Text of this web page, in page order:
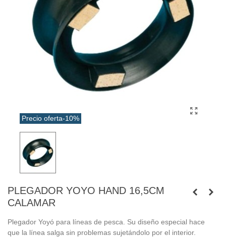
Precio oferta-10%
PLEGADOR YOYO HAND 16,5CM
CALAMAR
Plegador Yoyó para líneas de pesca. Su diseño especial hace
que la línea salga sin problemas sujetándolo por el interior.